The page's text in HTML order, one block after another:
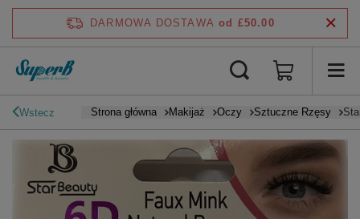
DARMOWA DOSTAWA od £50.00
Wstecz Strona główna Makijaż Oczy Sztuczne Rzęsy